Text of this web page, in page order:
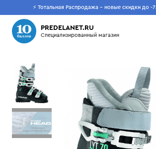
⚡ Тотальная Распродажа - новые скидки до -
PREDELANET.RU
Специализированный магазин
Пусто
Что будем искать?